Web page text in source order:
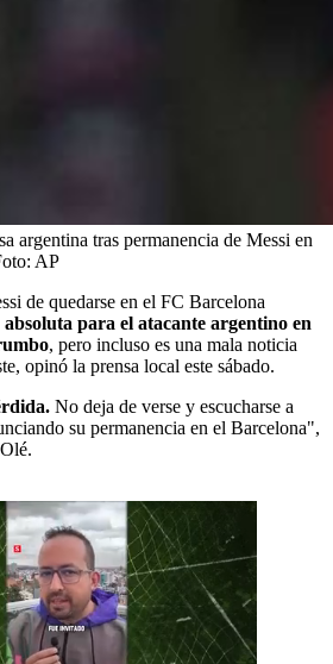
argentina tras permanencia de Messi en
AP
de quedarse en el FC Barcelona
para el atacante argentino en
, pero incluso es una mala noticia
opinó la prensa local este sábado.
No deja de verse y escucharse a
su permanencia en el Barcelona",